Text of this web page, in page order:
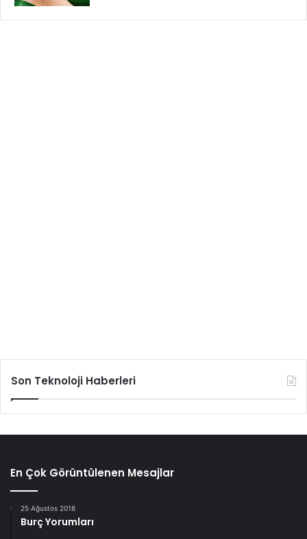
Son Teknoloji Haberleri
En Çok Görüntülenen Mesajlar
25 Ağustos 2018
Burç Yorumları